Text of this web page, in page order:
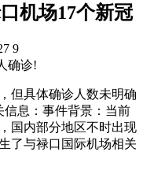
机场17个新冠
9
确诊!
但具体确诊人数未明确
息：事件背景：当前
国内部分地区不时出现
了与禄口国际机场相关